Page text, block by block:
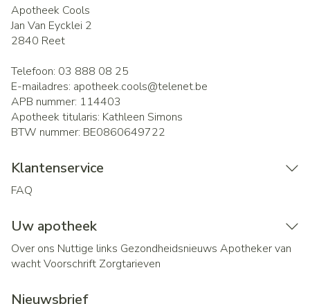
Apotheek Cools
Jan Van Eycklei 2
2840 Reet
Telefoon: 03 888 08 25
E-mailadres: apotheek.cools@telenet.be
APB nummer: 114403
Apotheek titularis: Kathleen Simons
BTW nummer: BE0860649722
Klantenservice
FAQ
Uw apotheek
Over ons Nuttige links Gezondheidsnieuws Apotheker van
wachtVoorschrift Zorgtarieven
Nieuwsbrief